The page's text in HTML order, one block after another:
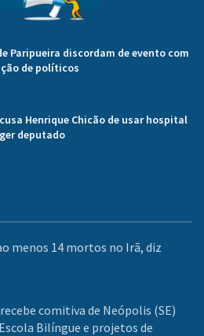
Paripueira discordam de evento com
de políticos
Henrique Chicão de usar hospital
deputado
menos 14 mortos no Irã, diz
comitiva de Neópolis (SE)
Bilíngue e projetos de